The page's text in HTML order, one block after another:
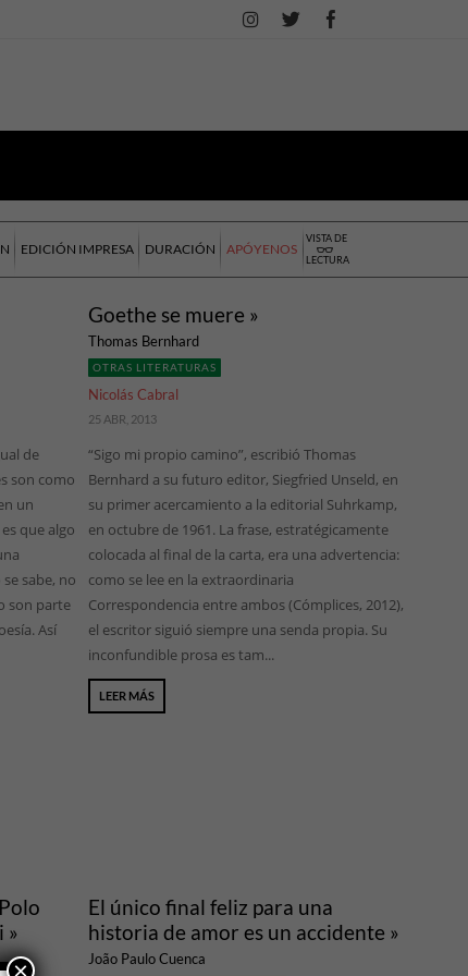
EDICIÓN IMPRESA DURACIÓN APÓYENOS
VISTA DE
LECTURA
de
son como
un
que algo
sabe, no
son parte
Así
»
Goethe se muere »
Thomas Bernhard
OTRAS LITERATURAS
Nicolás Cabral
25 ABR, 2013
“Sigo mi propio camino”, escribió Thomas
Bernhard a su futuro editor, Siegfried Unseld, en
su primer acercamiento a la editorial Suhrkamp,
en octubre de 1961. La frase, estratégicamente
colocada al final de la carta, era una advertencia:
como se lee en la extraordinaria
Correspondencia entre ambos (Cómplices, 2012),
el escritor siguió siempre una senda propia. Su
inconfundible prosa es tam...
LEER MÁS
El único final feliz para una
historia de amor es un accidente »
João Paulo Cuenca